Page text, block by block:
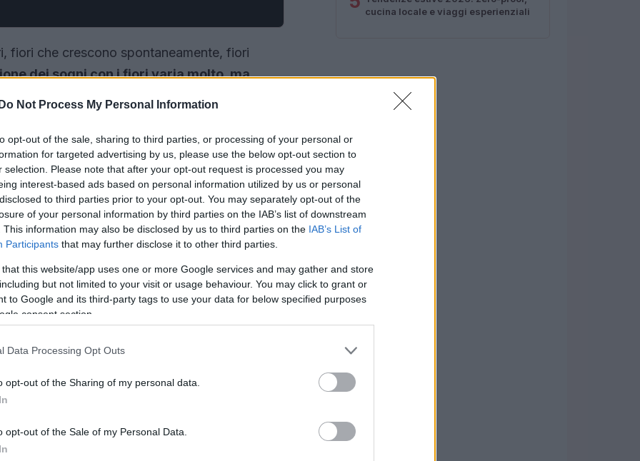
Do Not Process My Personal Information
opt-out of the sale, sharing to third parties, or processing of your personal or
for targeted advertising by us, please use the below opt-out section to
selection. Please note that after your opt-out request is processed you may
interest-based ads based on personal information utilized by us or personal
to third parties prior to your opt-out. You may separately opt-out of the
of your personal information by third parties on the IAB’s list of downstream
This information may also be disclosed by us to third parties on the IAB’s List of
Participants that may further disclose it to other third parties.
that this website/app uses one or more Google services and may gather and store
but not limited to your visit or usage behaviour. You may click to grant or
to Google and its third-party tags to use your data for below specified purposes
consent section.
Data Processing Opt Outs
opt-out of the Sharing of my personal data.
opt-out of the Sale of my Personal Data.
fiori che crescono spontaneamente, fiori
dei sogni con i fiori varia molto, ma
alla sterilità.
di nuove opportunità di lavoro
annunciate in quei sogni in cui i fiori
cucina locale e viaggi esperienziali